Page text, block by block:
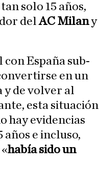
solo 15 años,
delAC Milany
España sub-
en un
y de volver al
esta situación
hay evidencias
años e incluso,
había sido un